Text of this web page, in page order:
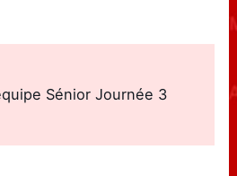
Sénior Journée 3